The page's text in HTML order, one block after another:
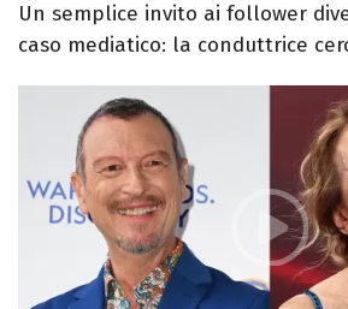
Un semplice invito ai follower
caso mediatico: la conduttrice